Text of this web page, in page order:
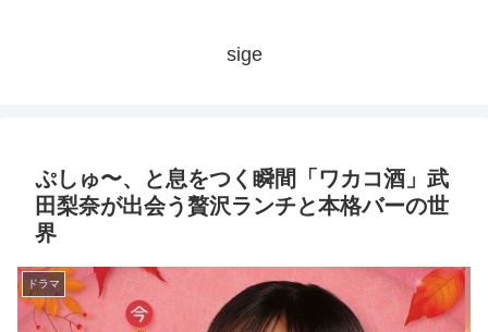
sige
ぷしゅ〜、と息をつく瞬間「ワカコ酒」武
田梨奈が出会う贅沢ランチと本格バーの世
界
ドラマ